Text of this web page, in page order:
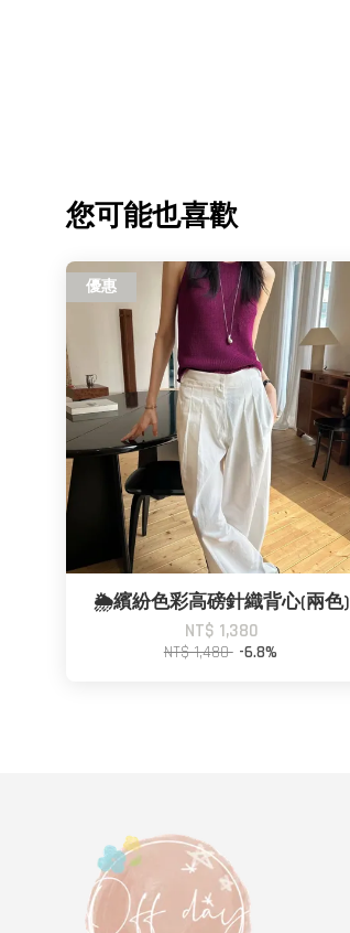
您可能也喜歡
優惠
🌦️繽紛色彩高磅針織背心(兩色)
NT$ 1,380
NT$ 1,480 -6.8%